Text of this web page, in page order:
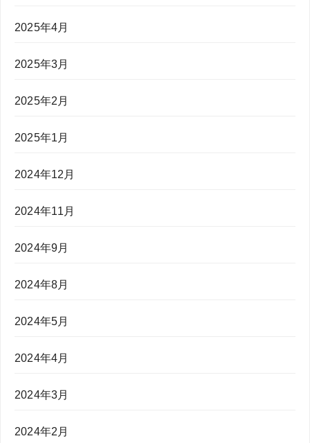
2025年4月
2025年3月
2025年2月
2025年1月
2024年12月
2024年11月
2024年9月
2024年8月
2024年5月
2024年4月
2024年3月
2024年2月